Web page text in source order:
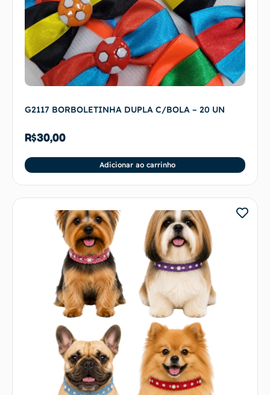
G2117 BORBOLETINHA DUPLA C/BOLA – 20 UN
R$30,00
Adicionar ao carrinho